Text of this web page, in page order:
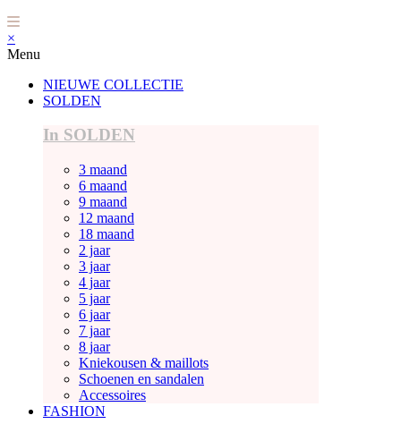
×
Menu
NIEUWE COLLECTIE
SOLDEN
In SOLDEN
3 maand
6 maand
9 maand
12 maand
18 maand
2 jaar
3 jaar
4 jaar
5 jaar
6 jaar
7 jaar
8 jaar
Kniekousen & maillots
Schoenen en sandalen
Accessoires
FASHION